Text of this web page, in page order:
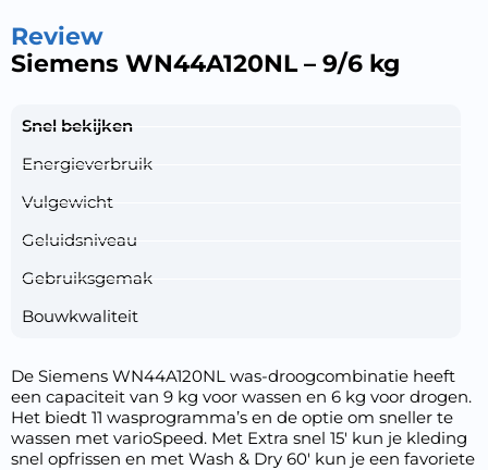
Review
Siemens WN44A120NL – 9/6 kg
Snel bekijken
Energieverbruik
Vulgewicht
Geluidsniveau
Gebruiksgemak
Bouwkwaliteit
De Siemens WN44A120NL was-droogcombinatie heeft
een capaciteit van 9 kg voor wassen en 6 kg voor drogen.
Het biedt 11 wasprogramma’s en de optie om sneller te
wassen met varioSpeed. Met Extra snel 15′ kun je kleding
snel opfrissen en met Wash & Dry 60′ kun je een favoriete